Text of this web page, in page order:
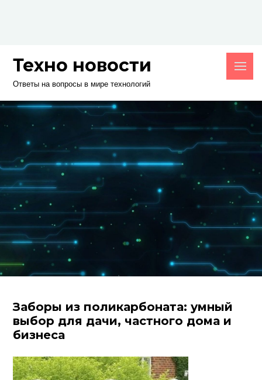
Техно новости
Ответы на вопросы в мире технологий
Заборы из поликарбоната: умный
выбор для дачи, частного дома и
бизнеса